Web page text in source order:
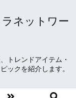
ネットワー
トレンドアイテム・
ックを紹介します。